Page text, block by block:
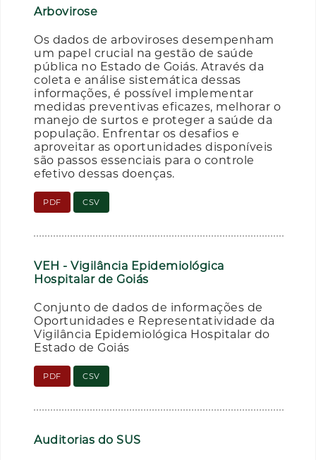
Arbovirose
Os dados de arboviroses desempenham
um papel crucial na gestão de saúde
pública no Estado de Goiás. Através da
coleta e análise sistemática dessas
informações, é possível implementar
medidas preventivas eficazes, melhorar o
manejo de surtos e proteger a saúde da
população. Enfrentar os desafios e
aproveitar as oportunidades disponíveis
são passos essenciais para o controle
efetivo dessas doenças.
PDF CSV
VEH - Vigilância Epidemiológica
Hospitalar de Goiás
Conjunto de dados de informações de
Oportunidades e Representatividade da
Vigilância Epidemiológica Hospitalar do
Estado de Goiás
PDF CSV
Auditorias do SUS